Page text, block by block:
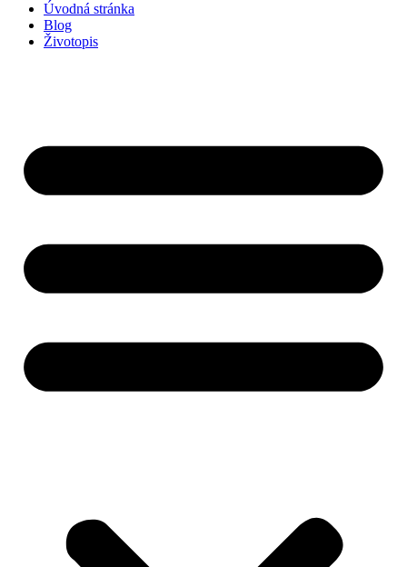
Úvodná stránka
Blog
Životopis